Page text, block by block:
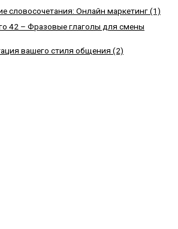
словосочетания: Онлайн маркетинг (1)
42 – Фразовые глаголы для смены
вашего стиля общения (2)